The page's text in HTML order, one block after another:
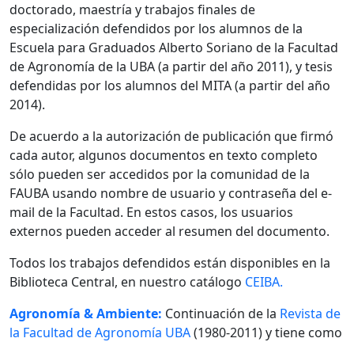
doctorado, maestría y trabajos finales de
especialización defendidos por los alumnos de la
Escuela para Graduados Alberto Soriano de la Facultad
de Agronomía de la UBA (a partir del año 2011), y tesis
defendidas por los alumnos del MITA (a partir del año
2014).
De acuerdo a la autorización de publicación que firmó
cada autor, algunos documentos en texto completo
sólo pueden ser accedidos por la comunidad de la
FAUBA usando nombre de usuario y contraseña del e-
mail de la Facultad. En estos casos, los usuarios
externos pueden acceder al resumen del documento.
Todos los trabajos defendidos están disponibles en la
Biblioteca Central, en nuestro catálogo CEIBA.
Agronomía & Ambiente: Continuación de la Revista de
la Facultad de Agronomía UBA(1980-2011) y tiene como